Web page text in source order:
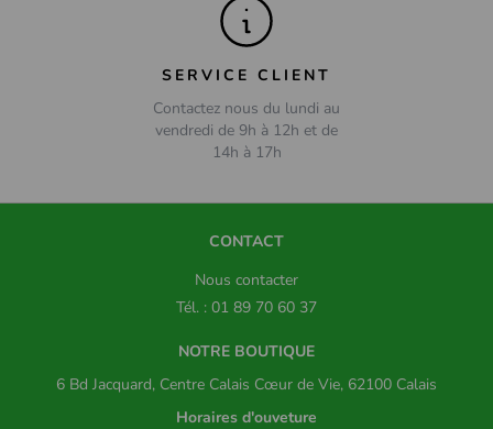
SERVICE CLIENT
Contactez nous du lundi au
vendredi de 9h à 12h et de
14h à 17h
CONTACT
Nous contacter
Tél. : 01 89 70 60 37
NOTRE BOUTIQUE
6 Bd Jacquard, Centre Calais Cœur de Vie, 62100 Calais
Horaires d'ouveture